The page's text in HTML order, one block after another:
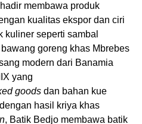
membawa produk
kualitas ekspor dan ciri
kuliner seperti sambal
goreng khas Mbrebes
modern dari Banamia
yang
goods dan bahan kue
hasil kriya khas
, Batik Bedjo membawa batik